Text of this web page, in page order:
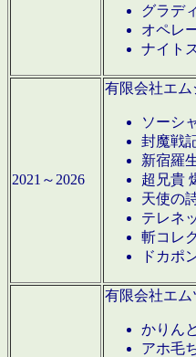
グラデ
オペレ
ナイト
2021～2026
有限会社エム
ソーシ
封魔戦
新宿羅
超兄貴
天使の
テレネ
斬コレ
ドカポ
有限会社エム
かりん
アホ毛